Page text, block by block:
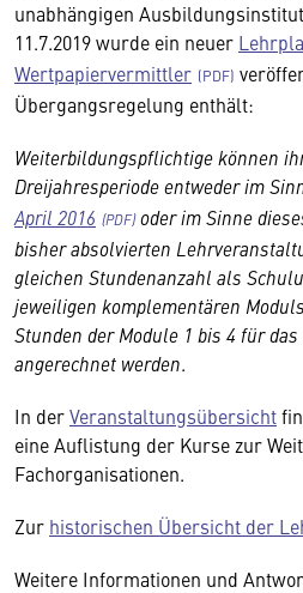
unabhängigen
11.7.2019 wurde ein neuer
Wertpapiervermittler
Übergangsregelung enthält:
Weiterbildungspflichtige können
Dreijahresperiode entweder im
April 2016
oder im Sinne
bisher absolvierten
gleichen Stundenanzahl als
jeweiligen komplementären
Stunden der Module 1 bis 4 für
angerechnet werden.
In derVeranstaltungsübersicht
eine Auflistung der Kurse zur
Fachorganisationen.
Zur historischen Übersicht der
Weitere Informationen und